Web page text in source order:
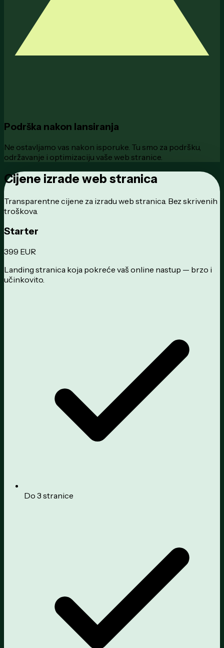
Podrška nakon lansiranja
Ne ostavljamo vas nakon isporuke. Tu smo za podršku,
održavanje i optimizaciju vaše web stranice.
Cijene izrade web stranica
Transparentne cijene za izradu web stranica. Bez skrivenih
troškova.
Starter
399 EUR
Landing stranica koja pokreće vaš online nastup — brzo i
učinkovito.
Do 3 stranice